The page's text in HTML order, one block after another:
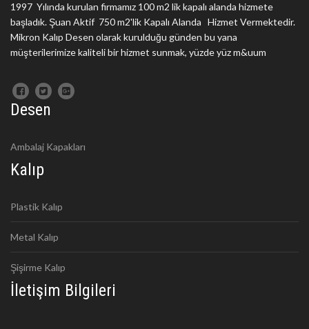
1997 Yılında kurulan firmamız 100 m2 lik kapalı alanda hizmete
başladık. Şuan Aktif 750 m2'lik Kapalı Alanda Hizmet Vermektedir.
Mikron Kalıp Desen olarak kurulduğu günden bu yana
müşterilerimize kaliteli bir hizmet sunmak, yüzde yüz m&uum
Desen
Ambalaj Kapakları
Kalıp
Plastik Kalıp
Metal Kalıp
Şişirme Kalıp
İletişim Bilgileri